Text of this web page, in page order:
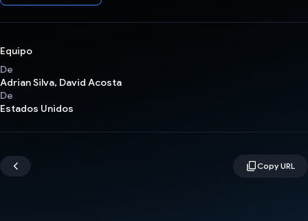
Equipo
De
Adrian Silva, David Acosta
De
Estados Unidos